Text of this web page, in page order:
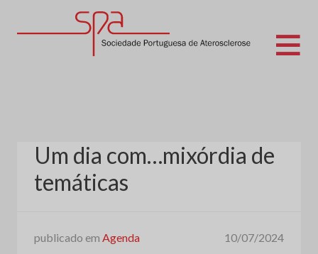
Um dia com…mixórdia de
temáticas
publicado em Agenda 10/07/2024